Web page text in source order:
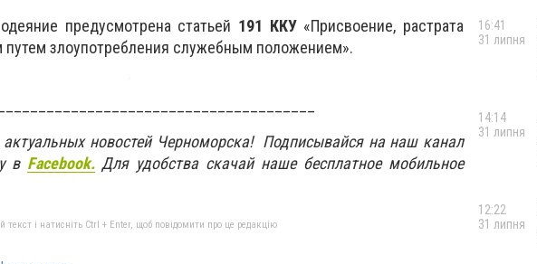
предусмотрена статьей 191 ККУ«Присвоение, растрата
злоупотребления служебным положением».
новостей Черноморска! Подписывайся на наш канал
в Facebook.Для удобства скачай наше бесплатное мобильное
і натисніть Ctrl + Enter, щоб повідомити про це редакцію
16:41
31 липня
14:14
31 липня
12:22
31 липня